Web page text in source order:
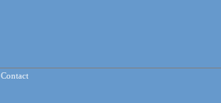
Contact